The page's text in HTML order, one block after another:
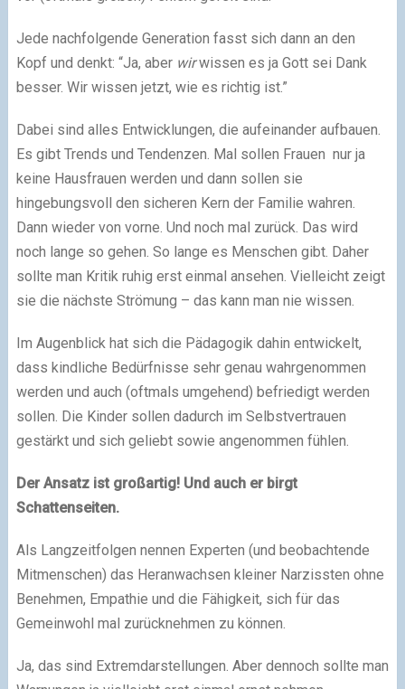
Jede nachfolgende Generation fasst sich dann an den
Kopf und denkt: “Ja, aber wirwissen es ja Gott sei Dank
besser. Wir wissen jetzt, wie es richtig ist.”
Dabei sind alles Entwicklungen, die aufeinander aufbauen.
Es gibt Trends und Tendenzen. Mal sollen Frauen nur ja
keine Hausfrauen werden und dann sollen sie
hingebungsvoll den sicheren Kern der Familie wahren.
Dann wieder von vorne. Und noch mal zurück. Das wird
noch lange so gehen. So lange es Menschen gibt. Daher
sollte man Kritik ruhig erst einmal ansehen. Vielleicht zeigt
sie die nächste Strömung – das kann man nie wissen.
Im Augenblick hat sich die Pädagogik dahin entwickelt,
dass kindliche Bedürfnisse sehr genau wahrgenommen
werden und auch (oftmals umgehend) befriedigt werden
sollen. Die Kinder sollen dadurch im Selbstvertrauen
gestärkt und sich geliebt sowie angenommen fühlen.
Der Ansatz ist großartig! Und auch er birgt
Schattenseiten.
Als Langzeitfolgen nennen Experten (und beobachtende
Mitmenschen) das Heranwachsen kleiner Narzissten ohne
Benehmen, Empathie und die Fähigkeit, sich für das
Gemeinwohl mal zurücknehmen zu können.
Ja, das sind Extremdarstellungen. Aber dennoch sollte man